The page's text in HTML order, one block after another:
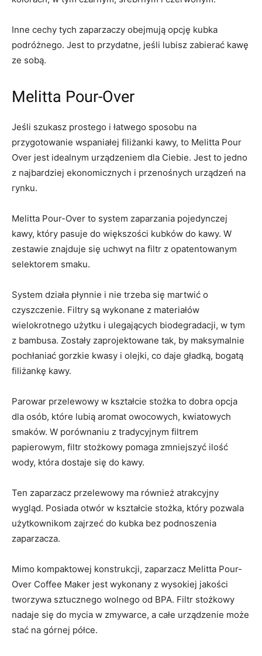
Inne cechy tych zaparzaczy obejmują opcję kubka
podróżnego. Jest to przydatne, jeśli lubisz zabierać kawę
ze sobą.
Melitta Pour-Over
Jeśli szukasz prostego i łatwego sposobu na
przygotowanie wspaniałej filiżanki kawy, to Melitta Pour
Over jest idealnym urządzeniem dla Ciebie. Jest to jedno
z najbardziej ekonomicznych i przenośnych urządzeń na
rynku.
Melitta Pour-Over to system zaparzania pojedynczej
kawy, który pasuje do większości kubków do kawy. W
zestawie znajduje się uchwyt na filtr z opatentowanym
selektorem smaku.
System działa płynnie i nie trzeba się martwić o
czyszczenie. Filtry są wykonane z materiałów
wielokrotnego użytku i ulegających biodegradacji, w tym
z bambusa. Zostały zaprojektowane tak, by maksymalnie
pochłaniać gorzkie kwasy i olejki, co daje gładką, bogatą
filiżankę kawy.
Parowar przelewowy w kształcie stożka to dobra opcja
dla osób, które lubią aromat owocowych, kwiatowych
smaków. W porównaniu z tradycyjnym filtrem
papierowym, filtr stożkowy pomaga zmniejszyć ilość
wody, która dostaje się do kawy.
Ten zaparzacz przelewowy ma również atrakcyjny
wygląd. Posiada otwór w kształcie stożka, który pozwala
użytkownikom zajrzeć do kubka bez podnoszenia
zaparzacza.
Mimo kompaktowej konstrukcji, zaparzacz Melitta Pour-
Over Coffee Maker jest wykonany z wysokiej jakości
tworzywa sztucznego wolnego od BPA. Filtr stożkowy
nadaje się do mycia w zmywarce, a całe urządzenie może
stać na górnej półce.